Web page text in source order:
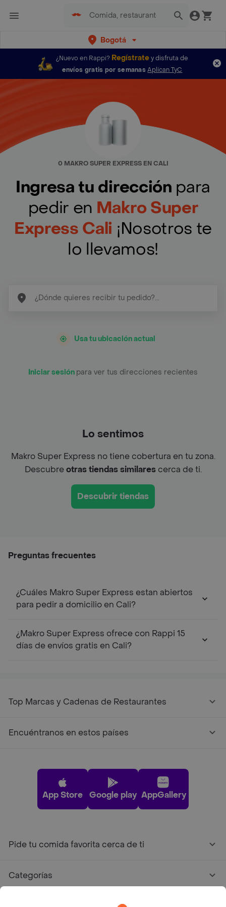
Bogotá
¿Nuevo en Rappi? Regístratey disfruta de
envíos gratis por semanas Aplican TyC
0 MAKRO SUPER EXPRESS EN CALI
Ingresa tu dirección para
pedir en Makro Super
Express Cali ¡Nosotros te
lo llevamos!
Usa tu ubicación actual
Iniciar sesión para ver tus direcciones recientes
Lo sentimos
Makro Super Express no tiene cobertura en tu zona.
Descubreotras tiendas similarescerca de ti.
Descubrir tiendas
Preguntas frecuentes
¿Cuáles Makro Super Express estan abiertos
para pedir a domicilio en Cali?
¿Makro Super Express ofrece con Rappi 15
días de envíos gratis en Cali?
Top Marcas y Cadenas de Restaurantes
Encuéntranos en estos países
App Store Google play AppGallery
Pide tu comida favorita cerca de ti
Categorías